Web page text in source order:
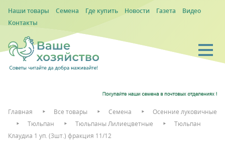
Наши товары Семена Где купить Новости Газета
Видео
Контакты
Главная Все товары Семена
Осенние луковичные
Тюльпан
Тюльпаны Лилиецветные
Тюльпан
Клаудиа 1 уп. (3шт.) фракция 11/12